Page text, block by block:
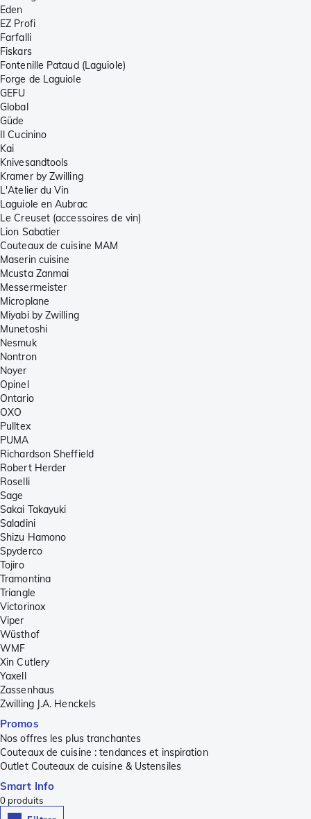
Eden
EZ Profi
Farfalli
Fiskars
Fontenille Pataud (Laguiole)
Forge de Laguiole
GEFU
Global
Güde
Il Cucinino
Kai
Knivesandtools
Kramer by Zwilling
L'Atelier du Vin
Laguiole en Aubrac
Le Creuset (accessoires de vin)
Lion Sabatier
Couteaux de cuisine MAM
Maserin cuisine
Mcusta Zanmai
Messermeister
Microplane
Miyabi by Zwilling
Munetoshi
Nesmuk
Nontron
Noyer
Opinel
Ontario
OXO
Pulltex
PUMA
Richardson Sheffield
Robert Herder
Roselli
Sage
Sakai Takayuki
Saladini
Shizu Hamono
Spyderco
Tojiro
Tramontina
Triangle
Victorinox
Viper
Wüsthof
WMF
Xin Cutlery
Yaxell
Zassenhaus
Zwilling J.A. Henckels
Promos
Nos offres les plus tranchantes
Couteaux de cuisine : tendances et inspiration
Outlet Couteaux de cuisine & Ustensiles
Smart Info
0 produits